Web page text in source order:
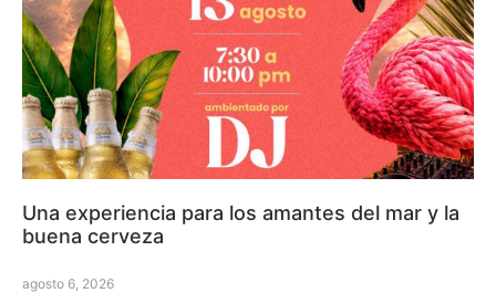
Una experiencia para los amantes del mar y la
buena cerveza
agosto 6, 2026